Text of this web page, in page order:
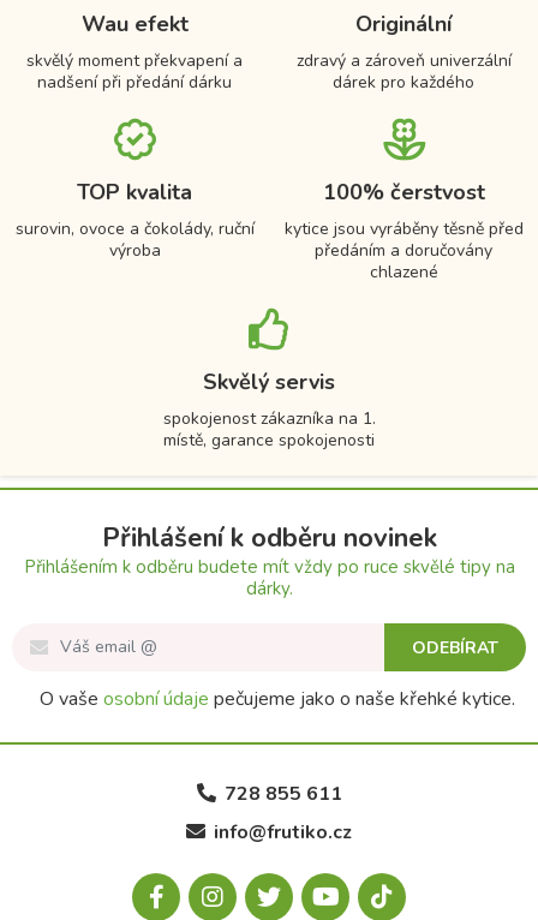
Wau efekt
skvělý moment překvapení a
nadšení při předání dárku
Originální
zdravý a zároveň univerzální
dárek pro každého
TOP kvalita
surovin, ovoce a čokolády, ruční
výroba
100% čerstvost
kytice jsou vyráběny těsně před
předáním a doručovány
chlazené
Skvělý servis
spokojenost zákazníka na 1.
místě, garance spokojenosti
Přihlášení k odběru novinek
Přihlášením k odběru budete mít vždy po ruce skvělé tipy na
dárky.
ODEBÍRAT
O vaše osobní údaje pečujeme jako o naše křehké kytice.
728 855 611
info@frutiko.cz